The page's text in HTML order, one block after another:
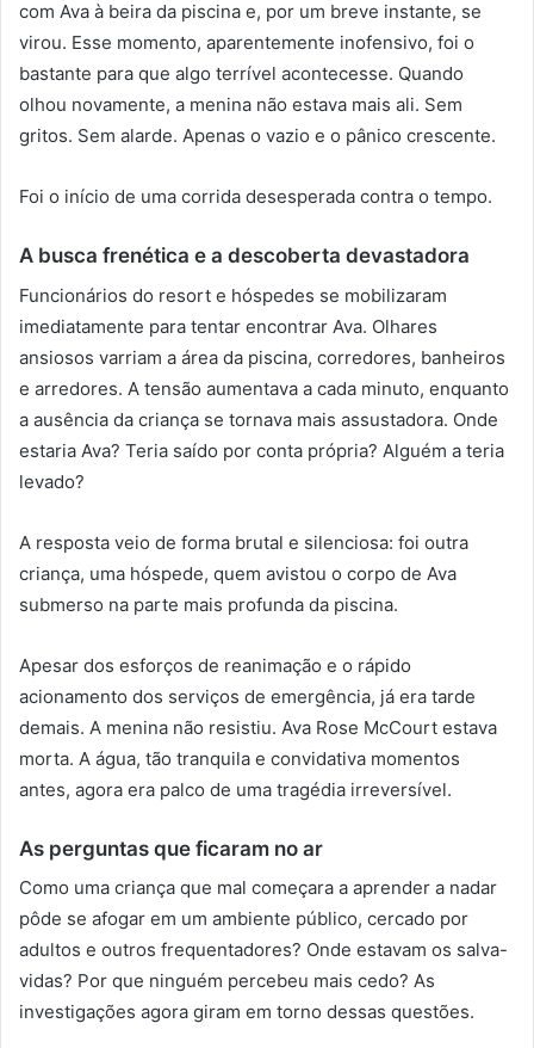
com Ava à beira da piscina e, por um breve instante, se
virou. Esse momento, aparentemente inofensivo, foi o
bastante para que algo terrível acontecesse. Quando
olhou novamente, a menina não estava mais ali. Sem
gritos. Sem alarde. Apenas o vazio e o pânico crescente.
Foi o início de uma corrida desesperada contra o tempo.
A busca frenética e a descoberta devastadora
Funcionários do resort e hóspedes se mobilizaram
imediatamente para tentar encontrar Ava. Olhares
ansiosos varriam a área da piscina, corredores, banheiros
e arredores. A tensão aumentava a cada minuto, enquanto
a ausência da criança se tornava mais assustadora. Onde
estaria Ava? Teria saído por conta própria? Alguém a teria
levado?
A resposta veio de forma brutal e silenciosa: foi outra
criança, uma hóspede, quem avistou o corpo de Ava
submerso na parte mais profunda da piscina.
Apesar dos esforços de reanimação e o rápido
acionamento dos serviços de emergência, já era tarde
demais. A menina não resistiu. Ava Rose McCourt estava
morta. A água, tão tranquila e convidativa momentos
antes, agora era palco de uma tragédia irreversível.
As perguntas que ficaram no ar
Como uma criança que mal começara a aprender a nadar
pôde se afogar em um ambiente público, cercado por
adultos e outros frequentadores? Onde estavam os salva-
vidas? Por que ninguém percebeu mais cedo? As
investigações agora giram em torno dessas questões.